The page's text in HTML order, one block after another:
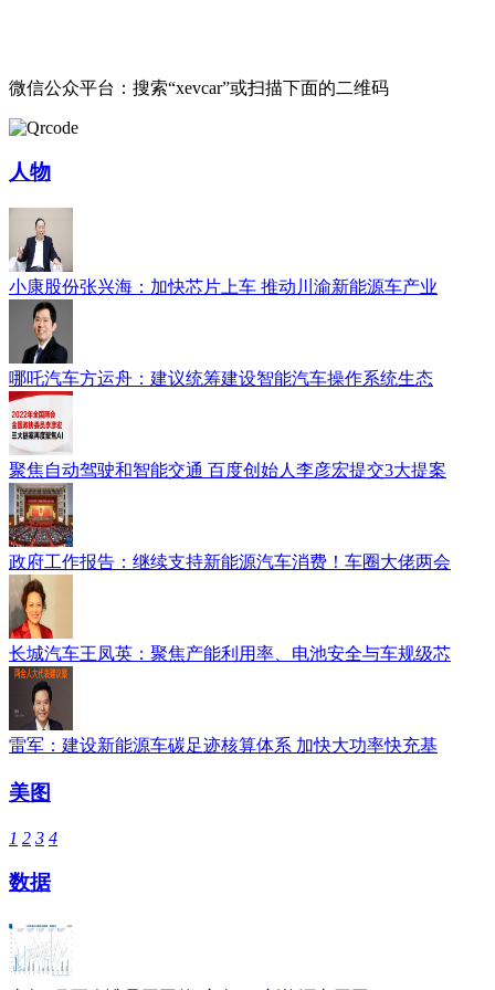
微信公众平台：搜索“xevcar”或扫描下面的二维码
人物
小康股份张兴海：加快芯片上车 推动川渝新能源车产业
哪吒汽车方运舟：建议统筹建设智能汽车操作系统生态
聚焦自动驾驶和智能交通 百度创始人李彦宏提交3大提案
政府工作报告：继续支持新能源汽车消费！车圈大佬两会
长城汽车王凤英：聚焦产能利用率、电池安全与车规级芯
雷军：建设新能源车碳足迹核算体系 加快大功率快充基
美图
1 2 3 4
数据